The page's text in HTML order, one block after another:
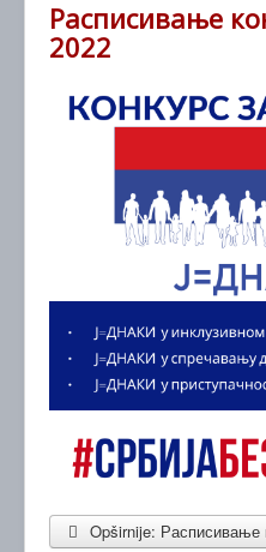
Расписивање
2022
Opširnije: